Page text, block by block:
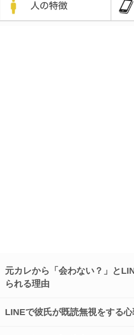
元カレから「会わない？」と
られる理由
LINEで彼氏が既読無視をする